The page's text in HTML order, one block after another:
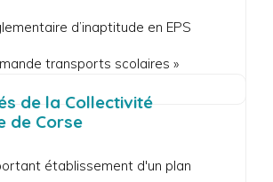
d’inaptitude en EPS
transports scolaires »
de la Collectivité
de Corse
établissement d'un plan